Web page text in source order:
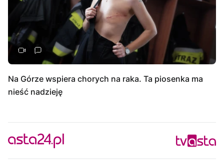
Na Górze wspiera chorych na raka. Ta piosenka ma
nieść nadzieję